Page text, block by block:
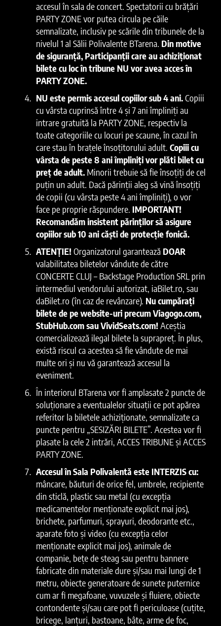
accesul în sala de concert. Spectatorii cu brățări
PARTY ZONE vor putea circula pe căile
semnalizate, inclusiv pe scările din tribunele de la
nivelul 1 al Sălii Polivalente BTarena. Din motive
de siguranță, Participanții care au achiziționat
bilete cu loc în tribune NU vor avea acces în
PARTY ZONE.
NU este permis accesul copiilor sub 4 ani.Copiii
cu vârsta cuprinsă între 4 și 7 ani împliniți au
intrare gratuită la PARTY ZONE, respectiv la
toate categoriile cu locuri pe scaune, în cazul în
care stau în brațele însoțitorului adult. Copiii cu
vârsta de peste 8 ani împliniți vor plăti bilet cu
preț de adult. Minorii trebuie să fie însoțiți de cel
puțin un adult. Dacă părinții aleg să vină însoțiți
de copii (cu vârsta peste 4 ani împliniți), o vor
face pe proprie răspundere. IMPORTANT!
Recomandăm insistent părinților să asigure
copiilor sub 10 ani căști de protecție fonică.
ATENȚIE! Organizatorul garantează DOAR
valabilitatea biletelor vândute de către
CONCERTE CLUJ – Backstage Production SRL prin
intermediul vendorului autorizat, iaBilet.ro, sau
daBilet.ro (în caz de revânzare). Nu cumpărați
bilete de pe website-uri precum Viagogo.com,
StubHub.com sau VividSeats.com! Aceștia
comercializează ilegal bilete la suprapreț. În plus,
există riscul ca acestea să fie vândute de mai
multe ori și nu vă garantează accesul la
eveniment.
În interiorul BTarena vor fi amplasate 2 puncte de
soluționare a eventualelor situații ce pot apărea
referitor la biletele achiziționate, semnalizate ca
puncte pentru „SESIZĂRI BILETE”. Acestea vor fi
plasate la cele 2 intrări, ACCES TRIBUNE și ACCES
PARTY ZONE.
Accesul în Sala Polivalentă este INTERZIS cu:
mâncare, băuturi de orice fel, umbrele, recipiente
din sticlă, plastic sau metal (cu excepția
medicamentelor menționate explicit mai jos),
brichete, parfumuri, sprayuri, deodorante etc.,
aparate foto și video (cu excepția celor
menționate explicit mai jos), animale de
companie, bețe de steag sau pentru bannere
fabricate din materiale dure și/sau mai lungi de 1
metru, obiecte generatoare de sunete puternice
cum ar fi megafoane, vuvuzele și fluiere, obiecte
contondente și/sau care pot fi periculoase (cuțite,
bricege, lanțuri, bastoane, bâte, arme de foc,